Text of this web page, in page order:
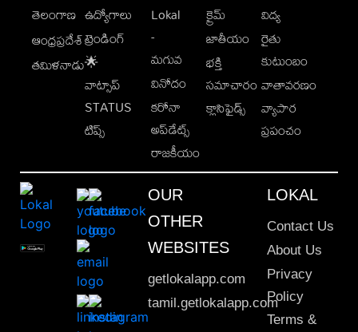
తెలంగాణ
ఆంధ్రప్రదేశ్
తమిళనాడు
ఉద్యోగాలు
ట్రెండింగ్
🌟
వాట్సాప్
STATUS
టిప్స్
Lokal
-
మగువ
వినోదం
కరోనా
అప్‌డేట్స్
రాజకీయం
క్రైమ్
జాతీయం
భక్తి
సమాచారం
క్లాసిఫైడ్స్
విద్య
రైతు
కుటుంబం
వాతావరణం
వ్యాపార
ప్రపంచం
OUR
OTHER
WEBSITES
getlokalapp.com
tamil.getlokalapp.com
LOKAL
Contact Us
About Us
Privacy
Policy
Terms &